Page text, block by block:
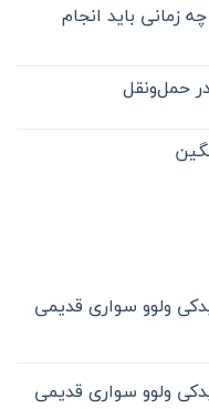
باید انجام
ولوو سواری قدیمی
ولوو سواری قدیمی